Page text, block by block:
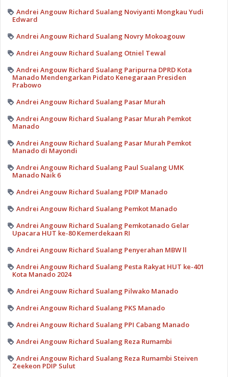
Andrei Angouw Richard Sualang Noviyanti Mongkau Yudi
Edward
Andrei Angouw Richard Sualang Novry Mokoagouw
Andrei Angouw Richard Sualang Otniel Tewal
Andrei Angouw Richard Sualang Paripurna DPRD Kota
Manado Mendengarkan Pidato Kenegaraan Presiden
Prabowo
Andrei Angouw Richard Sualang Pasar Murah
Andrei Angouw Richard Sualang Pasar Murah Pemkot
Manado
Andrei Angouw Richard Sualang Pasar Murah Pemkot
Manado di Mayondi
Andrei Angouw Richard Sualang Paul Sualang UMK
Manado Naik 6
Andrei Angouw Richard Sualang PDIP Manado
Andrei Angouw Richard Sualang Pemkot Manado
Andrei Angouw Richard Sualang Pemkotanado Gelar
Upacara HUT ke-80 Kemerdekaan RI
Andrei Angouw Richard Sualang Penyerahan MBW ll
Andrei Angouw Richard Sualang Pesta Rakyat HUT ke-401
Kota Manado 2024
Andrei Angouw Richard Sualang Pilwako Manado
Andrei Angouw Richard Sualang PKS Manado
Andrei Angouw Richard Sualang PPI Cabang Manado
Andrei Angouw Richard Sualang Reza Rumambi
Andrei Angouw Richard Sualang Reza Rumambi Steiven
Zeekeon PDIP Sulut